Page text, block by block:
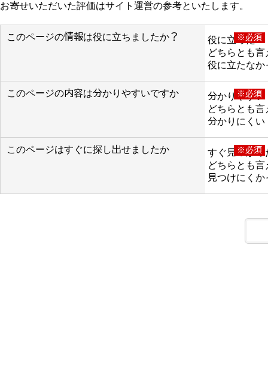
お寄せいただいた評価はサイト運営の参考といたします。
このページの情報は役に立ちましたか？ ※必須
役に立った
どちらとも言
役に立たなか
このページの内容は分かりやすいですか ※必須
分かりやすい
どちらとも言
分かりにくい
このページはすぐに探し出せましたか ※必須
すぐ見つかっ
どちらとも言
見つけにくか